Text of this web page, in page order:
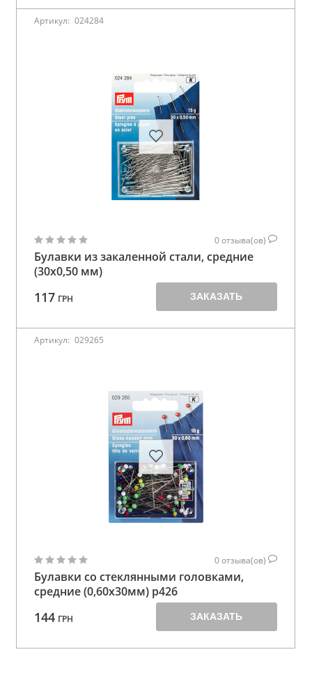
Артикул: 024284
0отзыва(ов)
Булавки из закаленной стали, средние
(30х0,50 мм)
117 ГРН ЗАКАЗАТЬ
Артикул: 029265
0отзыва(ов)
Булавки со стеклянными головками,
средние (0,60х30мм) p426
144 ГРН ЗАКАЗАТЬ